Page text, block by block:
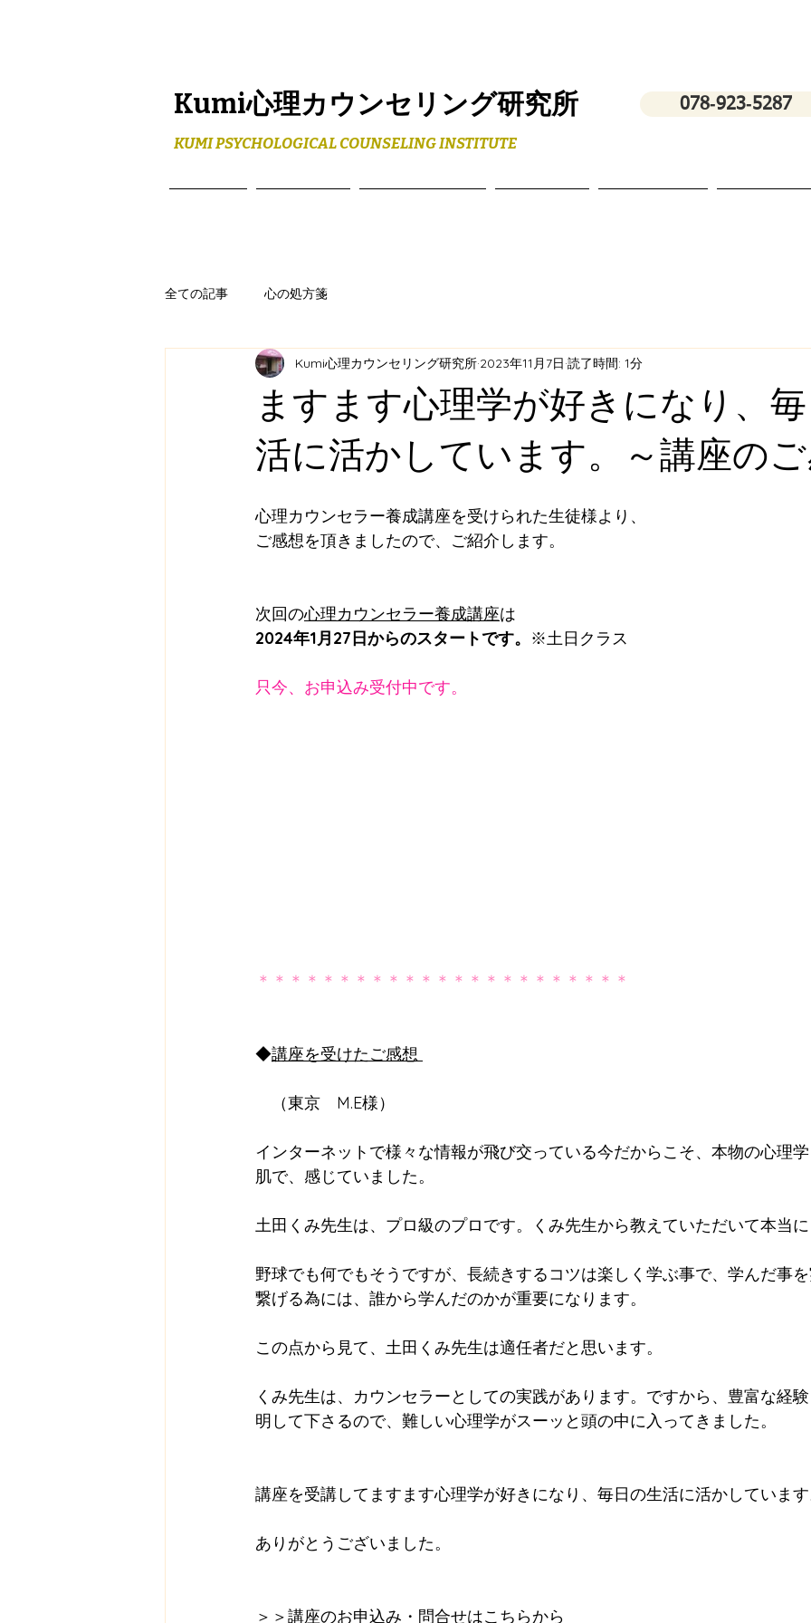
Kumi心理カウンセリング研究所 078‐923‐5287
KUMI PSYCHOLOGICAL COUNSELING INSTITUTE
全ての記事 心の処方箋
ますます心理学が好きになり、
活に活かしています。～講座の
Kumi心理カウンセリング研究所 2023年11月7日 読了時間: 1分
心理カウンセラー養成講座を受けられた生徒様より、
ご感想を頂きましたので、ご紹介します。
次回の心理カウンセラー養成講座は
2024年1月27日からのスタートです。 ※土日クラス
只今、お申込み受付中です。
＊＊＊＊＊＊＊＊＊＊＊＊＊＊＊＊＊＊＊＊＊＊＊
◆講座を受けたご感想
（東京　M.E様）
インターネットで様々な情報が飛び交っている今だからこそ、本物の心理
肌で、感じていました。
土田くみ先生は、プロ級のプロです。くみ先生から教えていただいて本当
野球でも何でもそうですが、長続きするコツは楽しく学ぶ事で、学んだ事
繋げる為には、誰から学んだのかが重要になります。
この点から見て、土田くみ先生は適任者だと思います。
くみ先生は、カウンセラーとしての実践があります。ですから、豊富な経
明して下さるので、難しい心理学がスーッと頭の中に入ってきました。
講座を受講してますます心理学が好きになり、毎日の生活に活かしていま
ありがとうございました。
＞＞講座のお申込み・問合せはこちらから